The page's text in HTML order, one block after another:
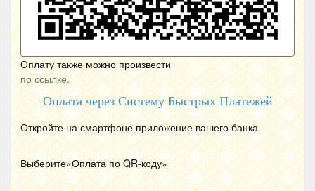
Оплату также можно произвести
по ссылке.
Оплата через Систему Быстрых Платежей
Откройте на смартфоне приложение вашего банка
Выберите«Оплата по QR-коду»